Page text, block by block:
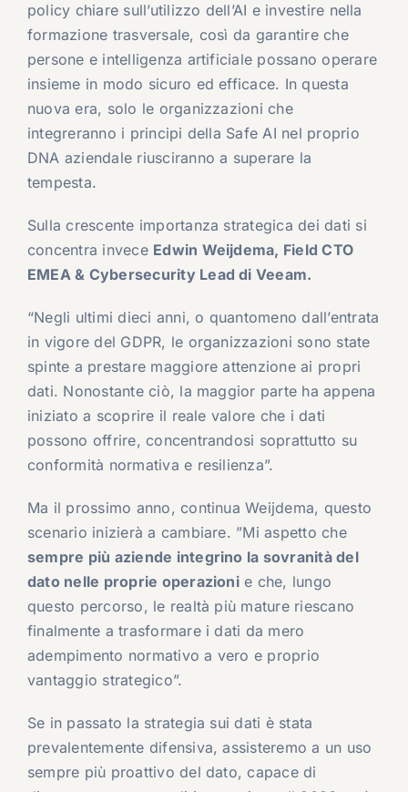
policy chiare sull’utilizzo dell’AI e investire nella
formazione trasversale, così da garantire che
persone e intelligenza artificiale possano operare
insieme in modo sicuro ed efficace. In questa
nuova era, solo le organizzazioni che
integreranno i principi della Safe AI nel proprio
DNA aziendale riusciranno a superare la
tempesta.
Sulla crescente importanza strategica dei dati si
concentra invece Edwin Weijdema, Field CTO
EMEA & Cybersecurity Lead di Veeam.
“Negli ultimi dieci anni, o quantomeno dall’entrata
in vigore del GDPR, le organizzazioni sono state
spinte a prestare maggiore attenzione ai propri
dati. Nonostante ciò, la maggior parte ha appena
iniziato a scoprire il reale valore che i dati
possono offrire, concentrandosi soprattutto su
conformità normativa e resilienza”.
Ma il prossimo anno, continua Weijdema, questo
scenario inizierà a cambiare. ”Mi aspetto che
sempre più aziende integrino la sovranità del
dato nelle proprie operazionie che, lungo
questo percorso, le realtà più mature riescano
finalmente a trasformare i dati da mero
adempimento normativo a vero e proprio
vantaggio strategico”.
Se in passato la strategia sui dati è stata
prevalentemente difensiva, assisteremo a un uso
sempre più proattivo del dato, capace di